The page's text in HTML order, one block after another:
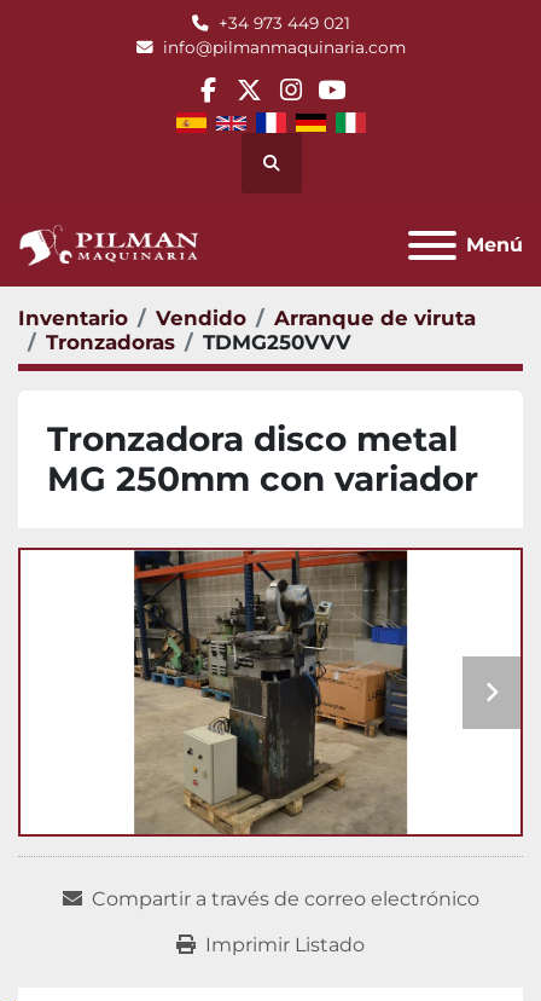
+34 973 449 021
info@pilmanmaquinaria.com
facebook
twitterinstagram
youtube
Buscar
Menú
Inventario Vendido
Arranque de viruta
Tronzadoras
TDMG250VVV
Tronzadora disco metal
MG 250mm con variador
Compartir a través de correo electrónico
Imprimir Listado